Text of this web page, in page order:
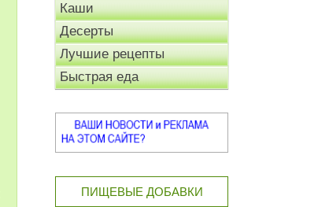
Каши
Десерты
Лучшие рецепты
Быстрая еда
ПИЩЕВЫЕ ДОБАВКИ